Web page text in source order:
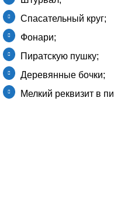
Спасательный круг;
Фонари;
Пиратскую пушку;
Деревянные бочки;
Мелкий реквизит в